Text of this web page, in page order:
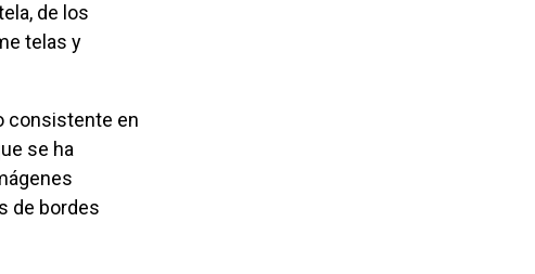
de los
telas y
se ha
de bordes